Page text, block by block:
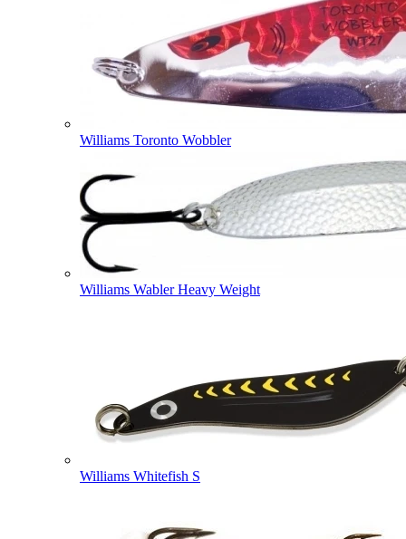
Williams Toronto Wobbler
Williams Wabler Heavy Weight
Williams Whitefish S